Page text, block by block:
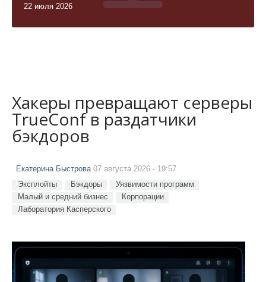
22 июля 2026
Хакеры превращают серверы
TrueConf в раздатчики
бэкдоров
Екатерина Быстрова07 августа 2026 - 19:57
Эксплойты Бэкдоры
Уязвимости программ
Малый и средний бизнес
Корпорации
Лаборатория Касперского